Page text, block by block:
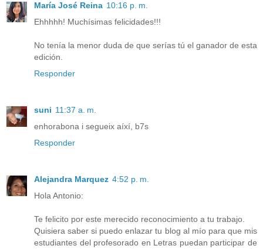
María José Reina 10:16 p. m.
Ehhhhh! Muchísimas felicidades!!!
No tenía la menor duda de que serías tú el ganador de esta
edición.
Responder
suni 11:37 a. m.
enhorabona i segueix aíxí, b7s
Responder
Alejandra Marquez 4:52 p. m.
Hola Antonio:
Te felicito por este merecido reconocimiento a tu trabajo.
Quisiera saber si puedo enlazar tu blog al mío para que mis
estudiantes del profesorado en Letras puedan participar de